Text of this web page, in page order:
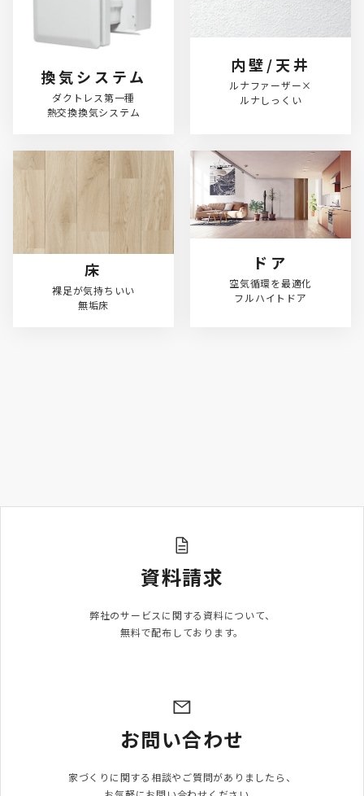
換気システム
ダクトレス第一種
熱交換換気システム
内壁/天井
ルナファーザー×
ルナしっくい
床
裸足が気持ちいい
無垢床
ドア
空気循環を最適化
フルハイトドア
資料請求
弊社のサービスに関する資料について、
無料で配布しております。
お問い合わせ
家づくりに関する相談やご質問がありましたら、